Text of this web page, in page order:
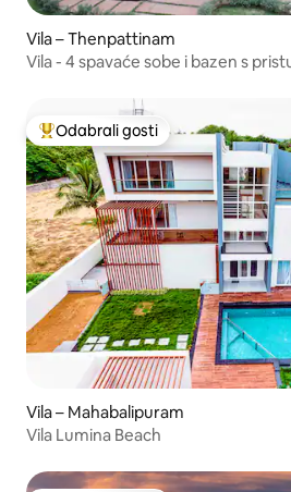
Vila – Thenpattinam
Vila - 4 spavaće sobe i bazen s
Među najviše rangiranima s
Odabrali gosti
Vila – Mahabalipuram
Vila Lumina Beach